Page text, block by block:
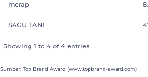
merapi
SAGU TANI
Showing 1 to 4 of 4 entries
Sumber: Top Brand Award (www.topbrand-award.com)